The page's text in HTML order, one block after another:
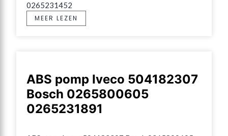
0265231452
MEER LEZEN
ABS pomp Iveco 504182307
Bosch 0265800605
0265231891